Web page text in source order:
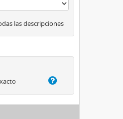
las descripciones